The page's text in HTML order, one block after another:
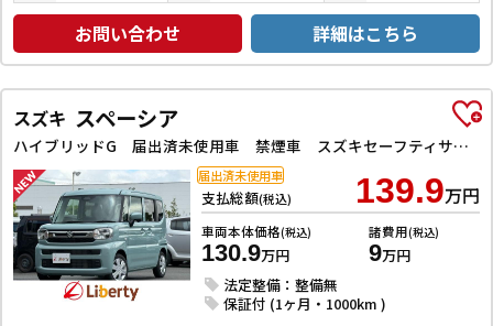
お問い合わせ 詳細はこちら
スズキ スペーシア
ハイブリッドG 届出済未使用車 禁煙車 スズキセーフティサポート LEDヘッドライト スマートキー プッシュスタート アイドリングストップ 両側スライドドア ステアリングスイッチ 電動格納ミラー オートエアコン
支払総額(税込) 139.9万円
車両本体価格(税込)
130.9万円
諸費用(税込)
9万円
法定整備：整備無
保証付 (1ヶ月・1000km )
届出済未使用車